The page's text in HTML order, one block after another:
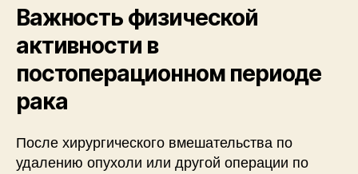
Важность физической
активности в
постоперационном периоде
рака
После хирургического вмешательства по
удалению опухоли или другой операции по